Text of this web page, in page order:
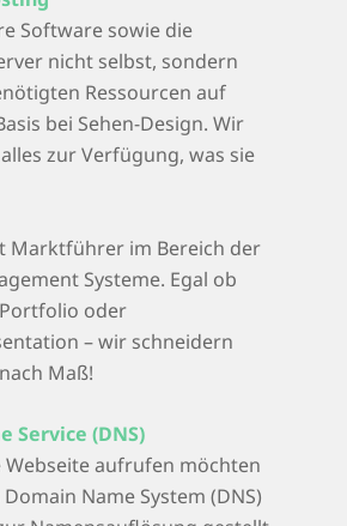
Software sowie die
nicht selbst, sondern
Ressourcen auf
bei Sehen-Design. Wir
zur Verfügung, was sie
Marktführer im Bereich der
Systeme. Egal ob
oder
– wir schneidern
Maß!
Service (DNS)
Webseite aufrufen möchten
Name System (DNS)